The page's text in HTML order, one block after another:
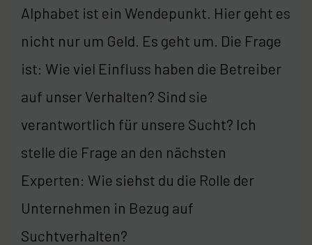
Alphabet ist ein Wendepunkt. Hier geht es
nicht nur um Geld. Es geht um. Die Frage
ist: Wie viel Einfluss haben die Betreiber
auf unser Verhalten? Sind sie
verantwortlich für unsere Sucht? Ich
stelle die Frage an den nächsten
Experten: Wie siehst du die Rolle der
Unternehmen in Bezug auf
Suchtverhalten?